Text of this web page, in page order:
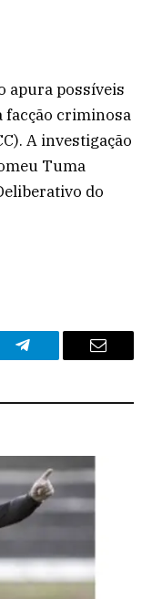
apura possíveis
facção criminosa
A investigação
Tuma
do
Telegram Email